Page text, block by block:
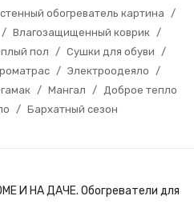
обогреватель картина
/
/ Влагозащищенный коврик
/
пол / Сушки для обуви
/
/ Электроодеяло
/
/ Мангал /
Доброе тепло
/ Бархатный сезон
И НА ДАЧЕ. Обогреватели для